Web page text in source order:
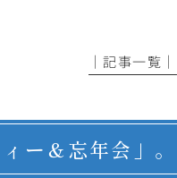
│記事一覧│
ー＆忘年会」。